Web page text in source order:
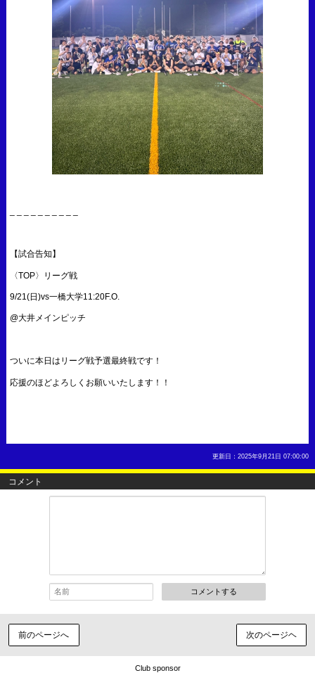
【試合告知】
〈TOP〉リーグ戦
9/21(日)vs一橋大学11:20F.O.
@大井メインピッチ
ついに本日はリーグ戦予選最終戦です！
応援のほどよろしくお願いいたします！！
更新日：2025年9月21日 07:00:00
コメント
コメントする
前のページへ 次のページヘ
Club sponsor